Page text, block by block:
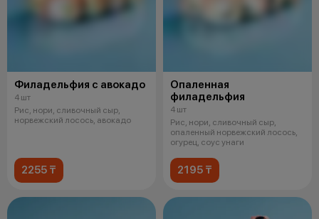
Филадельфия с авокадо
4 шт
Рис, нори, сливочный сыр,
норвежский лосось, авокадо
2255 ₸
Опаленная
филадельфия
4 шт
Рис, нори, сливочный сыр,
опаленный норвежский лосось,
огурец, соус унаги
2195 ₸